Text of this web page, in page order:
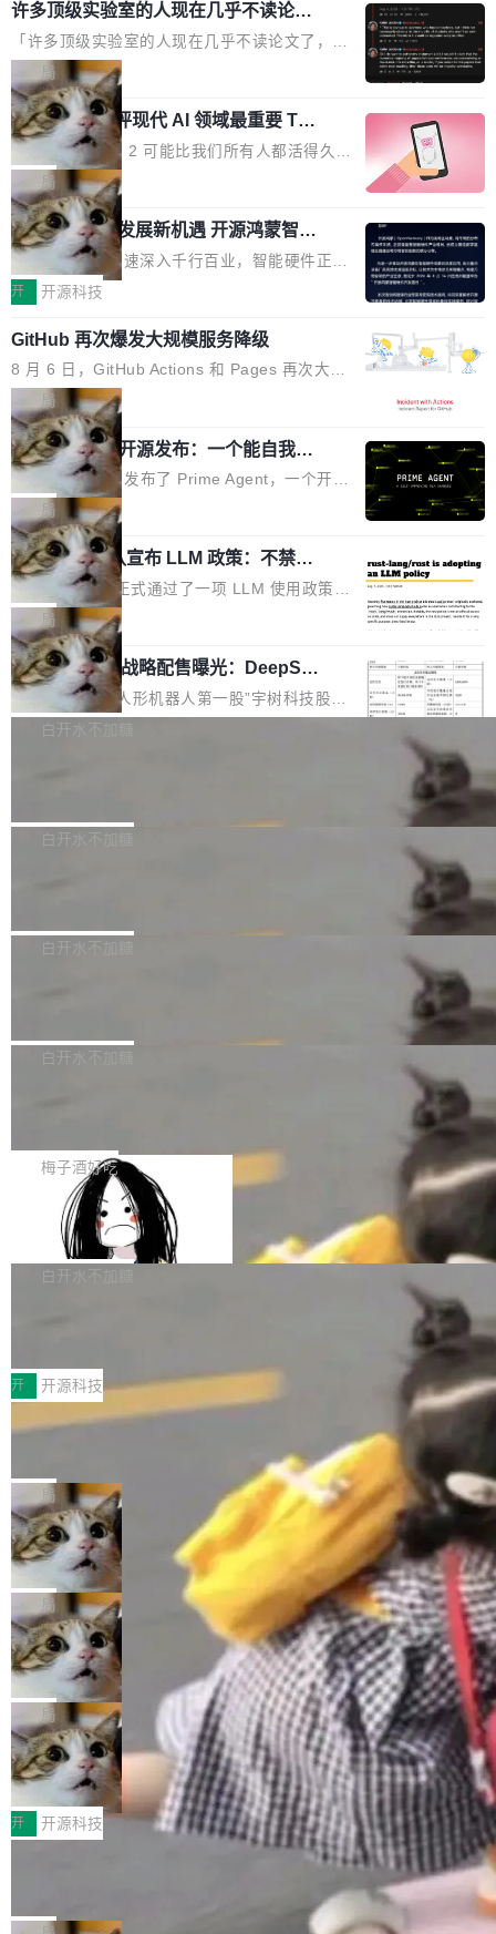
许多顶级实验室的人现在几乎不读论文
了
「许多顶级实验室的人现在几乎不读论文了，而
且他们认为 ICLR/ICML/NeurIPS 充斥着大量过
度宣传和欺诈。」 OpenAI 研究员 Keller Jorda
n 这条推文引发了广泛讨论。他不是在说风凉
话，他是说出了一个圈内人尽皆知但很少公开捅
破的事实。 Jordan 随后补充了一句软化声明：
「我不认为这些会议上大部分论文都在过度宣传
或造假。问题是，作为读者，如果你筛选出那些
看起来最令人兴奋的论文，那它们大部分都是过
度宣传的。」 这才是真正的痛点。不是所有论文
都有问题，是最吸引眼球的那批论文最有问题。
他引用的帖子来自 Mathew Shen，一位 ICLR 2
026 的读者：「看了篇 ...
局
xAI 前工程师评现代 AI 领域最重要 Top
3 开源项目
Flash Attention 2 可能比我们所有人都活得久。
这句话不是来自某个技术博客，而是出自 Hieu
Pham 的一条推文。Hieu Pham 是谁？他是 xAI
的早期工程师之一，在 Grok 训练基础设施团队
工作过。近日他在 X 上发了一条帖子，列出了他
认为现代 AI 领域最重要的三个开源项目。 第一
个名字毫无悬念：Flash Attention 2。 Hieu 的
理由很具体。FA 系列不需要解释，但 FA2 是他
认为最重要的一个——复杂度恰到好处，刚好能
驱动你去学 CuTe，但还没被那些"邪恶的" Hopp
er++ 优化所淹没，足够容易修改和适配。 更关
键的是 FA2 的持久性...
局
共商智能硬件发展新机遇 开源鸿蒙智能
硬件开发者日杭州站即将举行
随着万物智联加速深入千行百业，智能硬件正从
单点设备迈向智能化、网联化、协同化发展。作
鸿蒙通过统一技术底座和分布式能力，为不同类
型智能设备的开发、连接与互联提供关键支撑，
也为产业链企业探索产品创新与商业增长打开新
的空间。 8月14日，开源鸿蒙智能硬件开发者日
（OHDD：OpenHarmony Hardware Develope
r Day）将在杭州启航。活动面向智能硬件产业
链企业和开发者，邀请行业专家与资深技术顾
问，围绕开源鸿蒙技术能力、设备适配、芯片适
配、功耗与稳定性调优、兼容性测评及统一互联
等内容展开系统讲解和实战交流，帮助企业进一
步了解开源鸿蒙在智能...
开 开源科技
GitHub 再次爆发大规模服务降级
8 月 6 日，GitHub Actions 和 Pages 再次大规
模服务降级，Actions 完全不可用超过 5 小时，
webhook 停发，连自托管 runner 也因调度层故
障无法工作。Pages、Copilot code review、C
opilot coding agent 全部受影响。从检测到完全
恢复，大约 12 小时。 这是 2026 年 8 月的第六
起事故，其中四起与 AI/Copilot 服务相关。 Git
Hub 员工 kdaigle 在 HN 讨论中贴出了一组数
据：2025 年全年 10 亿次 commit。现在，每周
2.75 亿次，全年预计 140 亿次。GitHub...
局
Prime Agent 开源发布：一个能自我改
进的编程 Agent，ARC-AGI 3 超越人类
专家基线
Prime Intellect 发布了 Prime Agent，一个开源
的编程 Agent Harness，核心设计围绕两个抽
象：Recursive Language Model（RLM）和 C
ontinual Harness。在 ARC-AGI 3 基准测试
上，Prime Agent + Opus 5 的组合达到了 95.
5% RHAE Best@1，超过了 ARC 报告的人类专
家基线 95.4%。 不是又一个 coding agent 包装
器 Prime Agent 的架构和市面上大多数 coding
agent 有本质区别。大多数 agent harness 的设
计是基于早期模型的能力—...
局
Rust 项目团队宣布 LLM 政策：不禁
止，但你要承认哪些代码不是你写的
Rust 语言项目正式通过了一项 LLM 使用政策，
覆盖 rust-lang/rust 单一仓库的代码贡献。这不
是项目级别的官方立场，目前由五个团队采纳，
但它可能是主流开源项目中关于 AI 辅助贡献最
细致的一份规则。 政策的核心只有一句话：LLM
可以用来分析、提炼、审阅、建议，但不能用来
不得生成涉及安全性的关键变更，除非作者本身
局
宇树科技 IPO 战略配售曝光：DeepSe
ek 获配 93.3 万股，锁定 36 个月
8月6日晚间，“人形机器人第一股”宇树科技股份
有限公司披露IPO发行价格及战略配售结果，杭
36个月。 公告显示，本次宇树科技战略配售对
员工参与设立的专项资产管理计划。其中，Dee
获配9...
白开水不加糖
Bug fixes and enhancements 修复多次传递同
一个回归问题，该问题导致拉取镜像时会拒绝包
题，该问题可能导致在旧版 Linux 内核...
白开水不加糖
e 孵化器项目管理委员会（IPMC）投票中获得
P）！这一里程碑不仅标志着 Fluss 迈入新的发
白开水不加糖
长期停止内容更新，未能实现其作为“AI版维基百
提交的编辑请求也长期处于待处理状态。 Groki
pedia 于去年底上线，定位为由人工智能生成内
容的百科平台，被马斯克视为传统众包百科网站
维基百科的替代方案。Lawfare 调查发现，无论
热门页面还是低关注度页面，均未出现近期更
白开水不加糖
是这样的：配 MessageSource 的 Bean、写 R
eloadableResourceBundleMessageSource、
声明 LocaleResolver、注册 LocaleChangeInt
erceptor…五六步之后才能看到第一行翻译文
本。 Solon 换了个方式。整个 i18n 模块围绕三
梅子酒好吃
Apache Doris 4.1 全面增强 Iceberg：
支持 UPDATE、MERGE INTO 与 Iceb
erg V3
Apache Doris 4.1 要补齐的，正是缺失的那一
半。在已有查询能力的基础上，Doris 进一步支
常维护操作，并完整支持 Iceberg V3 格式。
白开水不加糖
村国家自主创新示范区会议中心开幕。本届大会
由中关村智联软件服务业质量创新联盟主办，以
“智构可信·质创未来——AI原生时代的质量新范
式”为主题，直面AI从实验室走向规模化产业落地
的核心质量命题。会上，《2026智能研发生产力
工具选型手册》发布，Testin云测的Testin XAge
nt智能测试系统入选AI测试领域代表产品。对CI
O而言，这提示了一个转变：AI测试正在从效率
工具升级为企业的质量基础设施。 CIO面对的新
现实 过去两年，CIO们的焦虑清单上多了两项：
一是如何让大模型和智能体应用安全地从PoC走
向生产，二是如何让测试团队跟得上AI应用...
开 开源科技
让非法状态不可表示：一篇关于 ADT
有一种东西，一旦用过就回不去了。Alex Fedos
eev 管它叫"软件设计的基石"。 他说的东西不新
鲜——代数数据类型（ADT），尤其是和类型
（sum type）。但他说清楚了一件事：这不是类
型系统的学术体操，是日常编码的思维方式。 文
章从一个简单的例子切入。一个网站的深色主题
设置，如果用布尔值 + 可空字段来表示——bool
ean 表示是否可切换，nullable 的默认模式、浅
色方案、深色方案——会产生大量无意义的组
合。方案缺了、配置冲突了、全 null 了。要知道
哪些组合有效，作者说，你得靠"文档、校验、或
者部落知识"。 换个写法。Rust 的 enum，两个
变体：Switchable...
局
Cloudflare 开源内部企业 AI 平台 Clou
dflare OS
Cloudflare 发布了一个开源项目 Cloudflare O
S。如果你只看官方博客，你会觉得这是又一
个"AI 知识库 + 聊天机器人"——每个大厂都在
做，没什么新鲜的。 但 Kenton Varda 在 Twitte
r 上把事情说清楚了： 今天我们发布了 Cloudfla
re OS，一个带连接器的聊天机器人，跟其他所
有科技公司做的一样。只不过，实际上它不一
样。这是 Sandstorm.io 的重制版，我十年前的
那个创业公司。不同的是，这次它构建在 Cloudf
lare Workers 上——我花了九年时间搭建的平台
——并且深度集成了 AI。这基本上是我十年秘密
局
Deno 团队开源 Celld，可自托管的分
布式 Durable Objects
Ryan Dahl 领导的 Deno 团队推出了最新开源项
目 Celld，一个能在自己机器上运行 Cloudflare
Workers 和 Durable Objects 的守护进程。 设
计思路很直接：每个对象是一个独立的 SQLite
数据库，按名称寻址，复制到你自己的 S3 兼容
存储库里。节点之间只通过这个存储库协调——
没有控制平面，没有共识协议。每个对象自带一
个小型数据库，应用天然按分片构建，单个数据
库的竞争和爆炸半径问题在设计层面就被消除
了。 闲置的 cell 会休眠到几乎不占资源。当 cel
局
鲁大师7月新机性能/流畅/AI榜：vivo夺
性能、流畅双第一，三星Galaxy Z系列
新折叠缺席
2026年7月的手机市场，由于存储等硬件成本暴
增，手机厂商的日子也不好过啊，新机速度明显
放缓，因此硝烟味淡了许多。新机参数规格除开
Fold8 / Z Flip8）外，其余要么是中低端机器，
例如iQOO Z11i、REDMI Note 17、REDMI No
开 开源科技
Zed 编辑器团队发布了新项目——DeltaDB，一
个在 git commit 之间记录每一次编辑操作的版